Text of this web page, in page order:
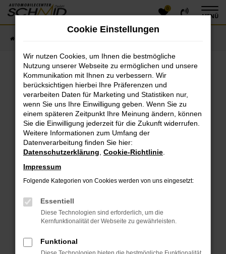
Zum
Hauptinhalt
0
MENÜ
Fehler: Network Error
Beim Laden ist ein Fehler aufgetreten.
Hier sind ein paar Tipps, die dir helfen können:
Überprüfe deine Firewall und deine
Internetverbindung.
Laden andere Webseiten, zum Beispiel deine
Suchmaschine?
Prüfe deine Browsererweiterungen.
das Laden bestimmter Seiten verhindern.
Funktioniert die Seite in einem anderen Browser
oder in einem privaten Fenster?
Das kann manchmal helfen, vorübergehende
Cookie Einstellungen
Wir nutzen Cookies, um Ihnen die bestmögliche
Nutzung unserer Webseite zu ermöglichen und unsere
Kommunikation mit Ihnen zu verbessern. Wir
berücksichtigen hierbei Ihre Präferenzen und
verarbeiten Daten für Marketing und Statistiken nur,
wenn Sie uns Ihre Einwilligung geben. Wenn Sie zu
einem späteren Zeitpunkt Ihre Meinung ändern, können
Sie die Einwilligung jederzeit für die Zukunft widerrufen.
Weitere Informationen zum Umfang der
Datenverarbeitung finden Sie hier:
Datenschutzerklärung Cookie-Richtlinie
Impressum
Folgende Kategorien von Cookies werden von uns eingesetzt:
Essentiell
Diese Technologien sind erforderlich, um die
Kernfunktionalität der Webseite zu gewährleisten.
Funktional